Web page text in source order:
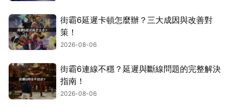
街霸6延遲卡頓怎麼辦？三大成因與改善對
策！
2026-08-06
街霸6連線不穩？延遲與斷線問題的完整解決
指南！
2026-08-06